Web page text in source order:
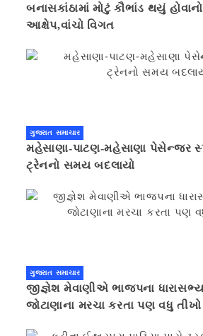
બનાસકાંઠામાં મોટું કૌભાંડ થયું
આક્ષેપ,વાંચો વિગત
ગુજરાત સમાચાર
મહેસાણા-પાટણ-મહેસાણા પેસેન્જર
ટ્રેનનો સમય બદલાયો
ગુજરાત સમાચાર
જીજ્ઞેશ મેવાણીએ ભાજપના
જોટાણાના મરચા કરતા પણ વધુ